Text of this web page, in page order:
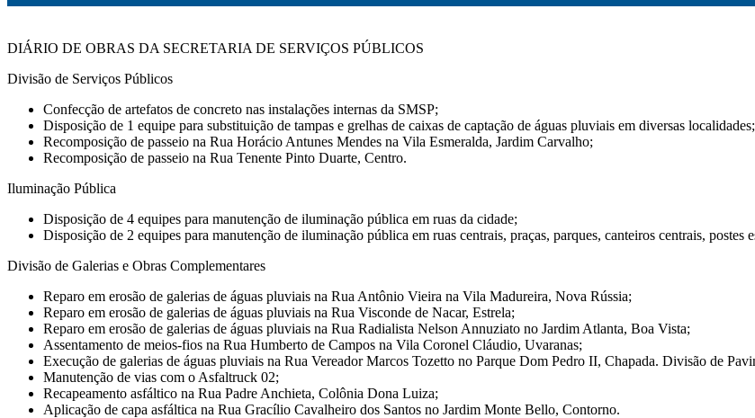
DIÁRIO DE OBRAS DA SECRETARIA DE SERVIÇOS PÚBLICOS
Divisão de Serviços Públicos
Confecção de artefatos de concreto nas instalações internas da SMSP;
Disposição de 1 equipe para substituição de tampas e grelhas de caixas de captação de águas pluviais em diversas localidades;
Recomposição de passeio na Rua Horácio Antunes Mendes na Vila Esmeralda, Jardim Carvalho;
Recomposição de passeio na Rua Tenente Pinto Duarte, Centro.
Iluminação Pública
Disposição de 4 equipes para manutenção de iluminação pública em ruas da cidade;
Disposição de 2 equipes para manutenção de iluminação pública em ruas centrais, praças, parques, canteiros centrais, postes
Divisão de Galerias e Obras Complementares
Reparo em erosão de galerias de águas pluviais na Rua Antônio Vieira na Vila Madureira, Nova Rússia;
Reparo em erosão de galerias de águas pluviais na Rua Visconde de Nacar, Estrela;
Reparo em erosão de galerias de águas pluviais na Rua Radialista Nelson Annuziato no Jardim Atlanta, Boa Vista;
Assentamento de meios-fios na Rua Humberto de Campos na Vila Coronel Cláudio, Uvaranas;
Execução de galerias de águas pluviais na Rua Vereador Marcos Tozetto no Parque Dom Pedro II, Chapada. Divisão de
Manutenção de vias com o Asfaltruck 02;
Recapeamento asfáltico na Rua Padre Anchieta, Colônia Dona Luiza;
Aplicação de capa asfáltica na Rua Gracílio Cavalheiro dos Santos no Jardim Monte Bello, Contorno.